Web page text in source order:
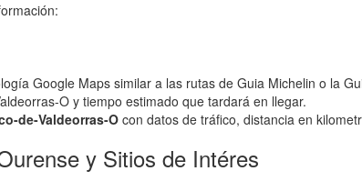
Google Maps similar a las rutas de Guia Michelin o la
O y tiempo estimado que tardará en llegar.
de-Valdeorras-O con datos de tráfico, distancia en
y Sitios de Intéres